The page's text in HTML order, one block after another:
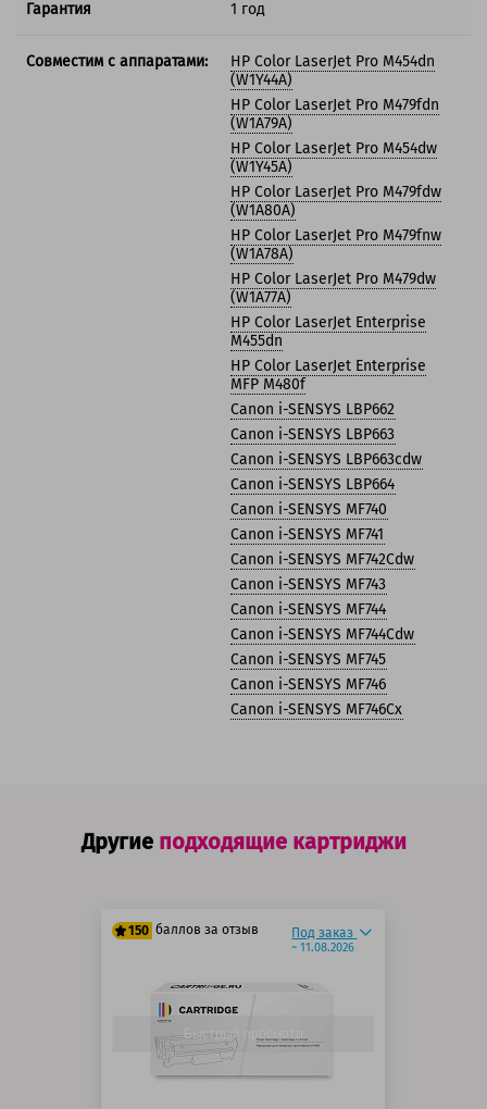
Гарантия 1 год
Совместим с аппаратами:
HP Color LaserJet Pro M454dn
(W1Y44A)
HP Color LaserJet Pro M479fdn
(W1A79A)
HP Color LaserJet Pro M454dw
(W1Y45A)
HP Color LaserJet Pro M479fdw
(W1A80A)
HP Color LaserJet Pro M479fnw
(W1A78A)
HP Color LaserJet Pro M479dw
(W1A77A)
HP Color LaserJet Enterprise
M455dn
HP Color LaserJet Enterprise
MFP M480f
Canon i-SENSYS LBP662
Canon i-SENSYS LBP663
Canon i-SENSYS LBP663cdw
Canon i-SENSYS LBP664
Canon i-SENSYS MF740
Canon i-SENSYS MF741
Canon i-SENSYS MF742Cdw
Canon i-SENSYS MF743
Canon i-SENSYS MF744
Canon i-SENSYS MF744Cdw
Canon i-SENSYS MF745
Canon i-SENSYS MF746
Canon i-SENSYS MF746Cx
Другие подходящие картриджи
150 баллов за отзыв
125 баллов
150 баллов
Под заказ
~ 11.08.2026
Быстрый просмотр